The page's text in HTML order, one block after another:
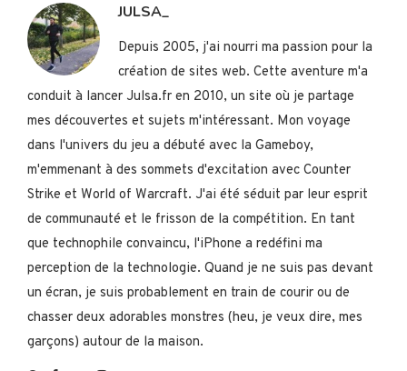
JULSA_
Depuis 2005, j'ai nourri ma passion pour la
création de sites web. Cette aventure m'a
conduit à lancer Julsa.fr en 2010, un site où je partage
mes découvertes et sujets m'intéressant. Mon voyage
dans l'univers du jeu a débuté avec la Gameboy,
m'emmenant à des sommets d'excitation avec Counter
Strike et World of Warcraft. J'ai été séduit par leur esprit
de communauté et le frisson de la compétition. En tant
que technophile convaincu, l'iPhone a redéfini ma
perception de la technologie. Quand je ne suis pas devant
un écran, je suis probablement en train de courir ou de
chasser deux adorables monstres (heu, je veux dire, mes
garçons) autour de la maison.